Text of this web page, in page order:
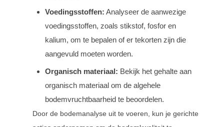
Voedingsstoffen: Analyseer de aanwezige
voedingsstoffen, zoals stikstof, fosfor en
kalium, om te bepalen of er tekorten zijn die
aangevuld moeten worden.
Organisch materiaal: Bekijk het gehalte aan
organisch materiaal om de algehele
bodemvruchtbaarheid te beoordelen.
Door de bodemanalyse uit te voeren, kun je gerichte